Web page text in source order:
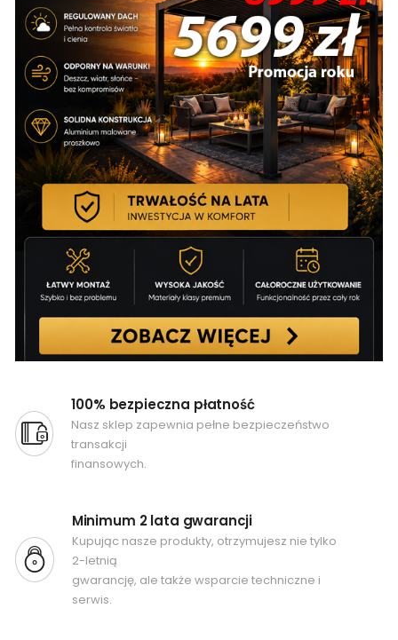
100% bezpieczna płatność
Nasz sklep zapewnia pełne bezpieczeństwo
transakcji
finansowych.
Minimum 2 lata gwarancji
Kupując nasze produkty, otrzymujesz nie tylko
2-letnią
gwarancję, ale także wsparcie techniczne i
serwis.